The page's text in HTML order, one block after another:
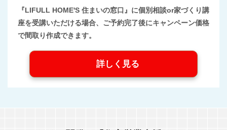
『LIFULL HOME'S 住まいの窓口』に個別相談or家づくり講
座を受講いただける場合、ご予約完了後にキャンペーン価格
で間取り作成できます。
詳しく見る